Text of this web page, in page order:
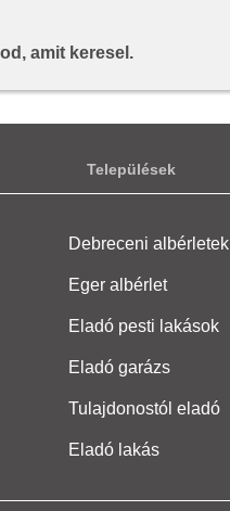
amit keresel.
Települések
Debreceni albérletek
Eger albérlet
Eladó pesti lakások
Eladó garázs
Tulajdonostól eladó
Eladó lakás